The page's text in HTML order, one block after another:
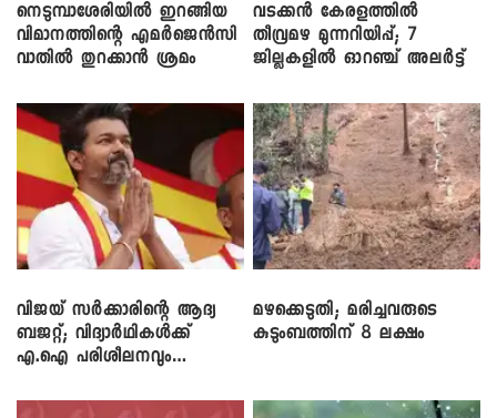
നെടുമ്പാശേരിയിൽ ഇറങ്ങിയ
വിമാനത്തിന്റെ എമർജെൻസി
വാതിൽ തുറക്കാൻ ശ്രമം
വടക്കൻ കേരളത്തിൽ
തീവ്രമഴ മുന്നറിയിപ്പ്; 7
ജില്ലകളിൽ ഓറഞ്ച് അലർട്ട്
വിജയ് സർക്കാരിന്റെ ആദ്യ
ബജറ്റ്; വിദ്യാർഥികൾക്ക്
എ.ഐ പരിശീലനവും
മഴക്കെടുതി; മരിച്ചവരുടെ
കുടുംബത്തിന് 8 ലക്ഷം